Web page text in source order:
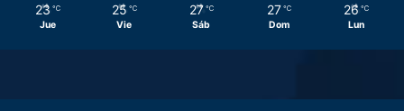
23 ℃
Jue
25 ℃
Vie
27 ℃
Sáb
27 ℃
Dom
26 ℃
Lun